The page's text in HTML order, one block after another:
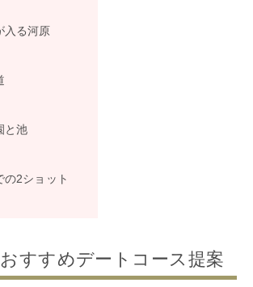
入る河原
と池
の2ショット
すすめデートコース提案